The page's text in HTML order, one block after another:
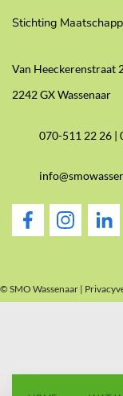
Stichting
Van Heeckerenstraat
2242 GX Wassenaar
070-511 22 26 |
© SMO Wassenaar |